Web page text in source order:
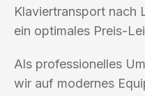
Klaviertransport nach
ein optimales Preis-
Als professionelles
wir auf modernes